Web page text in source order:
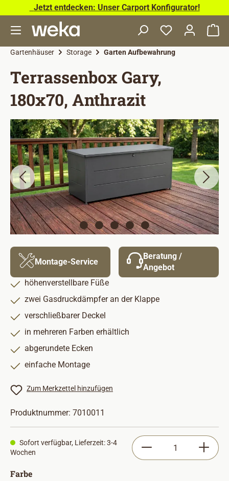
Zum Hauptinhalt springen
Jetzt entdecken: Unser Carport Konfigurator!
Gartenhäuser Storage Garten Aufbewahrung
Terrassenbox Gary,
180x70, Anthrazit
Bildergalerie überspringen
Montage-Service
Beratung /
Angebot
höhenverstellbare Füße
zwei Gasdruckdämpfer an der Klappe
verschließbarer Deckel
in mehreren Farben erhältlich
abgerundete Ecken
einfache Montage
Zum Merkzettel hinzufügen
Produktnummer: 7010011
Sofort verfügbar, Lieferzeit: 3-4
Wochen
Produkt Anzahl:
Farbeauswählen